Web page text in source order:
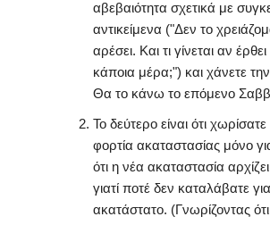
αβεβαιότητα σχετικά με
αντικείμενα ("Δεν το
αρέσει. Και τι γίνεται αν
κάποια μέρα;") και χάνετε
Θα το κάνω το επόμενο
Το δεύτερο είναι ότι
φορτία ακαταστασίας μόνο
ότι η νέα ακαταστασία
γιατί ποτέ δεν καταλάβατε
ακατάστατο. (Γνωρίζοντας